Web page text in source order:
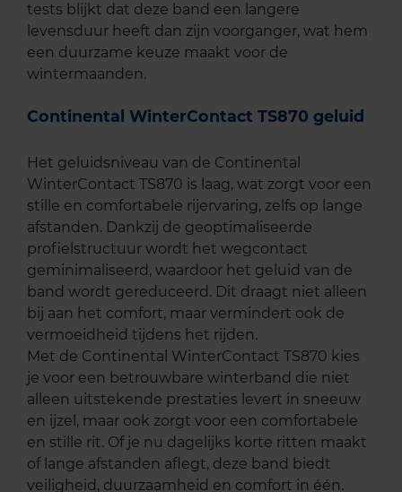
tests blijkt dat deze band een langere
levensduur heeft dan zijn voorganger, wat hem
een duurzame keuze maakt voor de
wintermaanden.
Continental WinterContact TS870 geluid
Het geluidsniveau van de Continental
WinterContact TS870 is laag, wat zorgt voor een
stille en comfortabele rijervaring, zelfs op lange
afstanden. Dankzij de geoptimaliseerde
profielstructuur wordt het wegcontact
geminimaliseerd, waardoor het geluid van de
band wordt gereduceerd. Dit draagt niet alleen
bij aan het comfort, maar vermindert ook de
vermoeidheid tijdens het rijden.
Met de Continental WinterContact TS870 kies
je voor een betrouwbare winterband die niet
alleen uitstekende prestaties levert in sneeuw
en ijzel, maar ook zorgt voor een comfortabele
en stille rit. Of je nu dagelijks korte ritten maakt
of lange afstanden aflegt, deze band biedt
veiligheid, duurzaamheid en comfort in één.